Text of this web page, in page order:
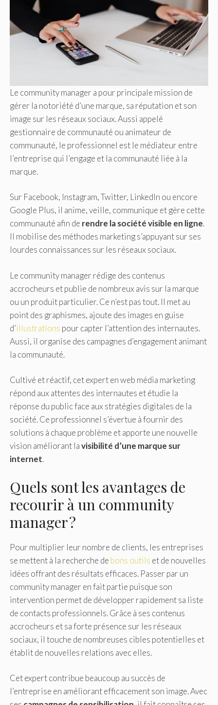
Le community manager a pour principale mission de
gérer la notoriété d’une marque, sa réputation et son
image sur les réseaux sociaux. Aussi appelé
gestionnaire de communauté ou animateur de
communauté, le professionnel est le médiateur entre
l’entreprise qui l’engage et la communauté liée à la
marque.
Sur Facebook, Instagram, Twitter, LinkedIn ou encore
Google Plus, il anime, veille, communique et gère cette
communauté afin de rendre la société visible en ligne.
Il mobilise des méthodes marketing s’appuyant sur ses
lourdes connaissances sur les réseaux sociaux.
Le community manager rédige des contenus
accrocheurs et publie de nombreux avis sur la marque
ou un produit particulier. Ce n’est pas tout. Il met au
point des graphismes, ajoute des images en guise
d’illustrations pour capter l’attention des internautes.
Aussi, il organise des campagnes d’engagement animant
la communauté.
Cultivé et réactif, cet expert en web média marketing
répond aux attentes des internautes et étudie la
réponse du public face aux stratégies digitales de la
société. Ce professionnel s’évertue à fournir des
solutions à chaque problème et apporte une nouvelle
vision améliorant lavisibilité d’une marque sur
internet.
Quels sont les avantages de
recourir à un community
manager ?
Pour multiplier leur nombre de clients, les entreprises
se mettent à la recherche de bons outils et de nouvelles
idées offrant des résultats efficaces. Passer par un
community manager en fait partie puisque son
intervention permet de développer rapidement sa liste
de contacts professionnels. Grâce à ses contenus
accrocheurs et sa forte présence sur les réseaux
sociaux, il touche de nombreuses cibles potentielles et
établit de nouvelles relations avec elles.
Cet expert contribue beaucoup au succès de
l’entreprise en améliorant efficacement son image. Avec